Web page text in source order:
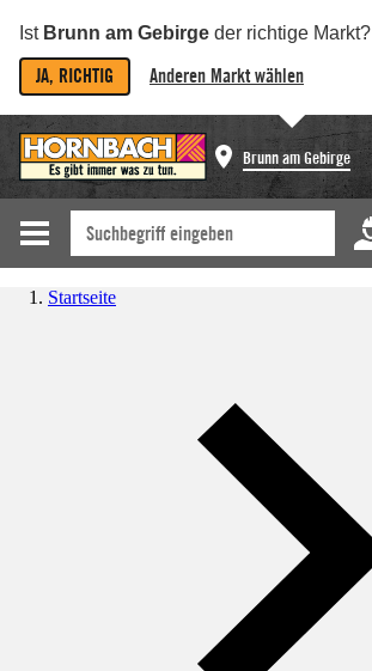
Ist Brunn am Gebirge der richtige Markt?
JA, RICHTIG Anderen Markt wählen
Brunn am Gebirge
Startseite